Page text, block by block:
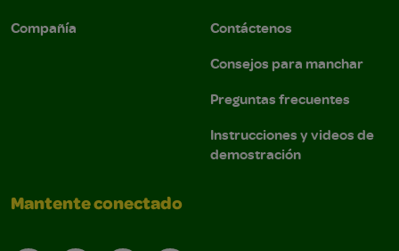
Compañía
Contáctenos
Consejos para manchar
Preguntas frecuentes
Instrucciones y videos de
demostración
Mantente conectado